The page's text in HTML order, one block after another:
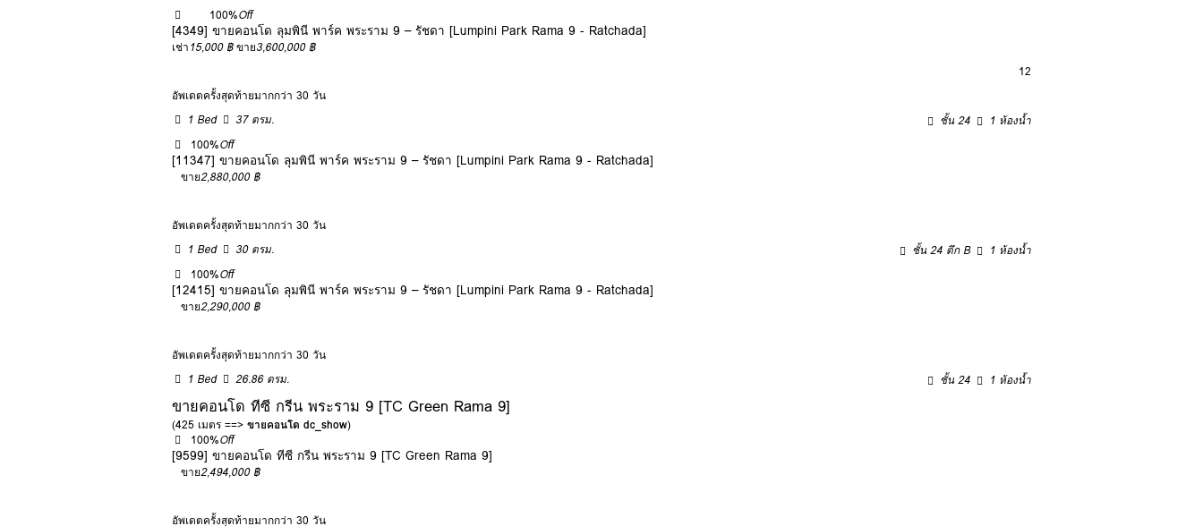
100%Off
[4349] ขายคอนโด ลุมพินี พาร์ค พระราม 9 – รัชดา [Lumpini Park Rama 9 - Ratchada]
เช่า15,000 ฿ ขาย3,600,000 ฿
12
อัพเดตครั้งสุดท้ายมากกว่า 30 วัน
1 Bed
37 ตรม. ชั้น 24
1 ห้องน้ำ
100%Off
[11347] ขายคอนโด ลุมพินี พาร์ค พระราม 9 – รัชดา [Lumpini Park Rama 9 - Ratchada]
ขาย2,880,000 ฿
อัพเดตครั้งสุดท้ายมากกว่า 30 วัน
1 Bed
30 ตรม. ชั้น 24 ตึก B
1 ห้องน้ำ
100%Off
[12415] ขายคอนโด ลุมพินี พาร์ค พระราม 9 – รัชดา [Lumpini Park Rama 9 - Ratchada]
ขาย2,290,000 ฿
อัพเดตครั้งสุดท้ายมากกว่า 30 วัน
1 Bed
26.86 ตรม. ชั้น 24 1 ห้องน้ำ
ขายคอนโด ทีซี กรีน พระราม 9 [TC Green Rama 9]
(425 เมตร ==> ขายคอนโด dc_show)
100%Off
[9599] ขายคอนโด ทีซี กรีน พระราม 9 [TC Green Rama 9]
ขาย2,494,000 ฿
อัพเดตครั้งสุดท้ายมากกว่า 30 วัน